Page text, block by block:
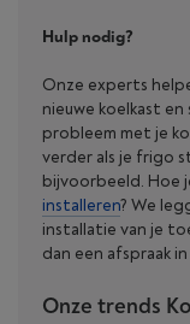
Hulp nodig?
Onze experts
nieuwe koelkast en
probleem met je
verder als je frigo
bijvoorbeeld. Hoe
installeren? We
installatie van je
dan een afspraak
Onze trends